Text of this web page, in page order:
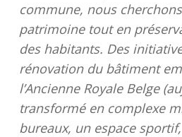
commune, nous
patrimoine tout en
des habitants. Des
rénovation du bâtiment
l’Ancienne Royale Belge
transformé en complexe
bureaux, un espace